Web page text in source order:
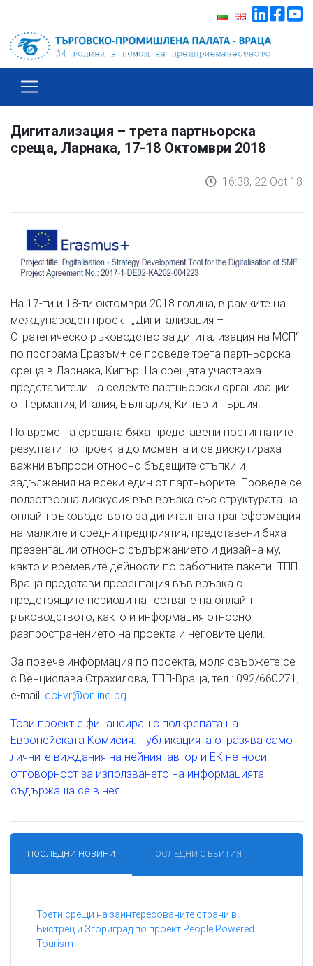
Дигитализация – трета партньорска
среща, Ларнака, 17-18 Октомври 2018
16:38, 22 Oct 18
На 17-ти и 18-ти октомври 2018 година, в рамките на
международен проект „Дигитализация –
Стратегическо ръководство за дигитализация на МСП“
по програма Еразъм+ се проведе трета партньорска
среща в Ларнака, Кипър. На срещата участваха
представители на седемте партньорски организации
от Германия, Италия, България, Кипър и Гърция.
По време на срещата бяха представени постигнатите
резултати по проекта до момента и се дискутираха
важни въпроси относно бъдещите стъпки и
задължения на всеки един от партньорите. Проведе се
ползотворна дискусия във връзка със структурата на
онлайн ръководството за дигиталната трансформация
на малките и средни предприятия, представени бяха
презентации относно съдържанието и дизайна му,
както и времевите дейности по работните пакети. ТПП
Враца представи презентация във връзка с
предстоящите периоди на тестване на онлайн
ръководството, както и информация относно
разпространението на проекта и неговите цели.
За повече информация по проекта, моля свържете се
с Венцислава Страхилова, ТПП-Враца, тел.: 092/660271,
e-mail: cci-vr@online.bg
Този проект е финансиран с подкрепата на
Европейската Комисия. Публикацията отразява само
личните виждания на нейния автор и ЕК не носи
отговорност за използването на информацията
съдържаща се в нея.
ПОСЛЕДНИ НОВИНИ ПОСЛЕДНИ СЪБИТИЯ
Трети срещи на заинтересованите страни в
Бистрец и Згориград по проект People Powered
Tourism